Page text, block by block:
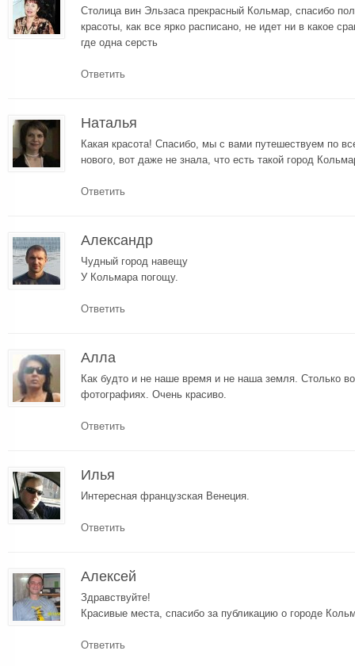
Столица вин Эльзаса прекрасный Кольмар, спасибо
красоты, как все ярко расписано, не идет ни в какое
где одна серсть
Ответить
Наталья
Какая красота! Спасибо, мы с вами путешествуем по
нового, вот даже не знала, что есть такой город
Ответить
Александр
Чудный город навещу
У Кольмара погощу.
Ответить
Алла
Как будто и не наше время и не наша земля. Столько
фотографиях. Очень красиво.
Ответить
Илья
Интересная французская Венеция.
Ответить
Алексей
Здравствуйте!
Красивые места, спасибо за публикацию о городе
Ответить